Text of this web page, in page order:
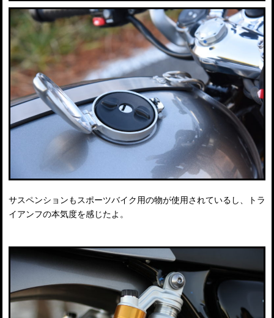
サスペンションもスポーツバイク用の物が使用されているし、トラ
イアンフの本気度を感じたよ。